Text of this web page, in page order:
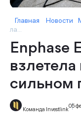
Главная Новости
ла...
Enphase
взлетела
сильном
Команда Investlink
05